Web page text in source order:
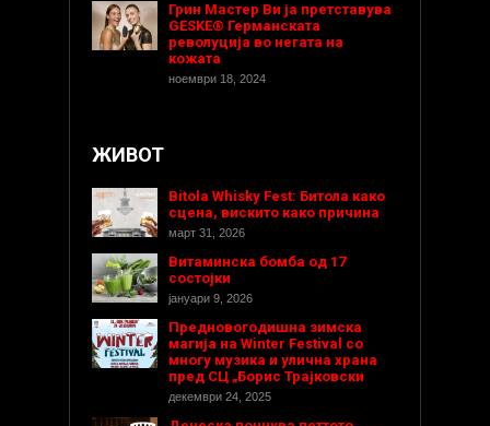
Грин Мастер Ви ја претставува
GESKE® Германската
револуција во негата на
кожата
ноември 18, 2024
ЖИВОТ
Bitola Whisky Fest: Битола како
сцена, вискито како причина
март 31, 2026
Витаминска бомба од 17
состојки
јануари 9, 2026
Предновогодишнa зимска
магија на Winter Festival со
многу музика и улична храна
пред СЦ „Борис Трајковски
декември 24, 2025